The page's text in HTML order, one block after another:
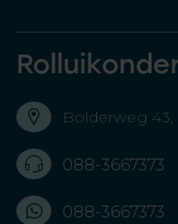
Bolderweg 43,
088-3667373
088-3667373